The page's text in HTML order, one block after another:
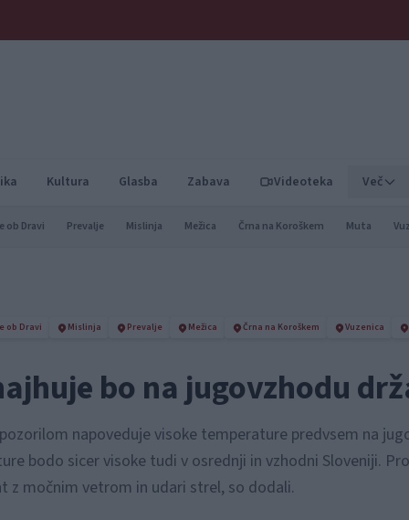
Kultura Glasba Zabava Videoteka Več
ob Dravi Prevalje Mislinja Mežica Črna na Koroškem Muta
ob Dravi Mislinja Prevalje Mežica Črna na Koroškem
Vuzenica
bo na jugovzhodu
napoveduje visoke temperature predvsem na
bodo sicer visoke tudi v osrednji in vzhodni Sloveniji.
z močnim vetrom in udari strel, so dodali.